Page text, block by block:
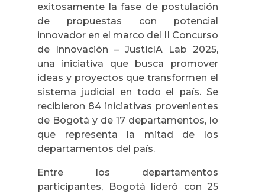
exitosamente la fase de postulación
de propuestas con potencial
innovador en el marco del II Concurso
de Innovación – JusticIA Lab 2025,
una iniciativa que busca promover
ideas y proyectos que transformen el
sistema judicial en todo el país. Se
recibieron 84 iniciativas provenientes
de Bogotá y de 17 departamentos, lo
que representa la mitad de los
departamentos del país.
Entre los departamentos
participantes, Bogotá lideró con 25